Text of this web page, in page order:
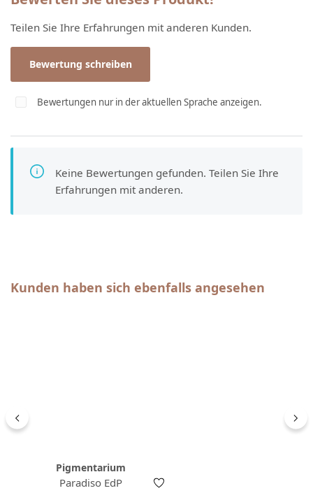
Teilen Sie Ihre Erfahrungen mit anderen Kunden.
Bewertung schreiben
Bewertungen nur in der aktuellen Sprache anzeigen.
Keine Bewertungen gefunden. Teilen Sie Ihre
Erfahrungen mit anderen.
Produktgalerie überspringen
Kunden haben sich ebenfalls angesehen
Pigmentarium
Paradiso EdP